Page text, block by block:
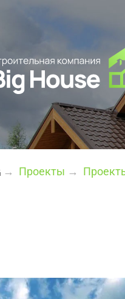
→ Проекты →